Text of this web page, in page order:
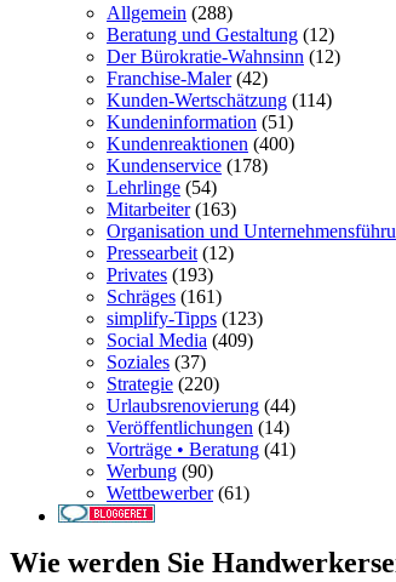
Allgemein (288)
Beratung und Gestaltung (12)
Der Bürokratie-Wahnsinn (12)
Franchise-Maler(42)
Kunden-Wertschätzung (114)
Kundeninformation (51)
Kundenreaktionen (400)
Kundenservice (178)
Lehrlinge (54)
Mitarbeiter(163)
Organisation und
Pressearbeit (12)
Privates (193)
Schräges (161)
simplify-Tipps (123)
Social Media (409)
Soziales (37)
Strategie (220)
Urlaubsrenovierung (44)
Veröffentlichungen (14)
Vorträge • Beratung (41)
Werbung (90)
Wettbewerber(61)
Wie werden Sie